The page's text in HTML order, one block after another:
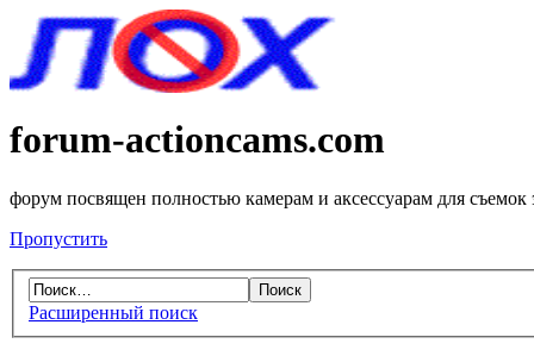
forum-actioncams.com
форум посвящен полностью камерам и аксессуарам для съемок
Пропустить
Расширенный поиск